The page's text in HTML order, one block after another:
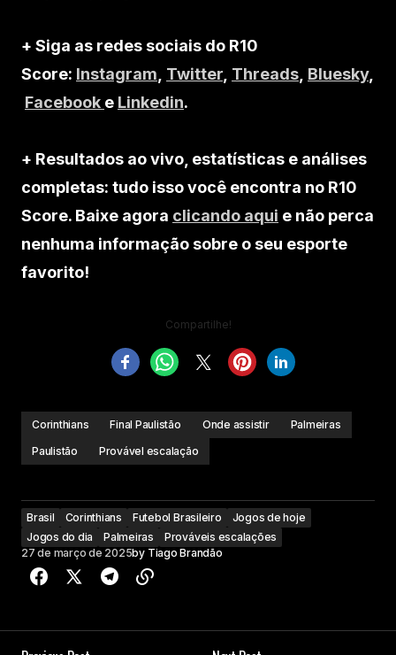
+ Siga as redes sociais do R10
Score: Instagram, Twitter, Threads, Bluesky,
Facebook e Linkedin.
+ Resultados ao vivo, estatísticas e análises
completas: tudo isso você encontra no R10
Score. Baixe agora clicando aqui e não perca
nenhuma informação sobre o seu esporte
favorito!
Compartilhe!
Corinthians Final Paulistão Onde assistir
Palmeiras
Paulistão
Provável escalação
Brasil Corinthians Futebol Brasileiro
Jogos de hoje
Jogos do dia
Palmeiras
Prováveis escalações
27 de março de 2025by Tiago Brandão